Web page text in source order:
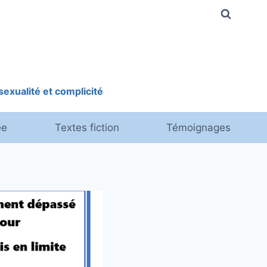
et complicité
Textes fiction Témoignages